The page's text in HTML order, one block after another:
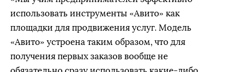
использовать инструменты «Авито» как
площадки для продвижения услуг. Модель
«Авито» устроена таким образом, что для
получения первых заказов вообще не